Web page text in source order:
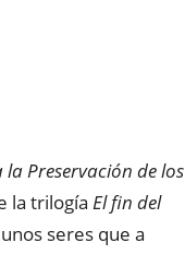
Preservación de los
la trilogía El fin del
seres que a